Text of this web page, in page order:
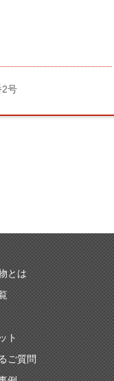
号
とは
ト
ご質問